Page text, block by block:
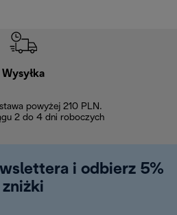
Wysyłka
powyżej 210 PLN.
2 do 4 dni roboczych
i odbierz 5%
zniżki